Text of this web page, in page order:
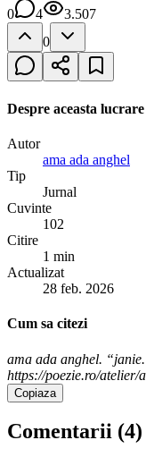
0
4
3.507
0
Despre aceasta lucrare
Autor
ama ada anghel
Tip
Jurnal
Cuvinte
102
Citire
1 min
Actualizat
28 feb. 2026
Cum sa citezi
ama ada anghel.
https://poezie.ro/
Copiaza
Comentarii (4)